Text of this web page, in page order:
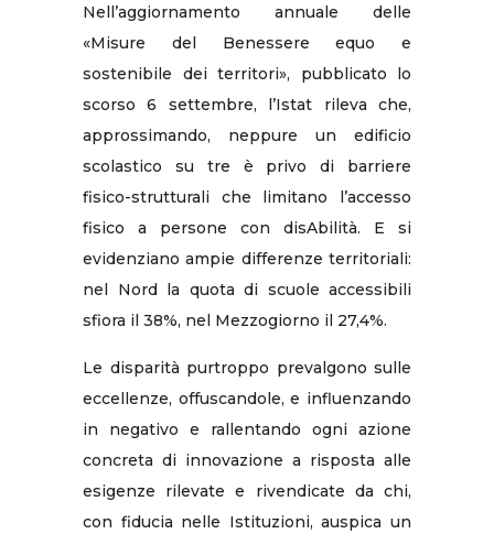
Nell’aggiornamento annuale delle
«Misure del Benessere equo e
sostenibile dei territori», pubblicato lo
scorso 6 settembre, l’Istat rileva che,
approssimando, neppure un edificio
scolastico su tre è privo di barriere
fisico-strutturali che limitano l’accesso
fisico a persone con disAbilità. E si
evidenziano ampie differenze territoriali:
nel Nord la quota di scuole accessibili
sfiora il 38%, nel Mezzogiorno il 27,4%.
Le disparità purtroppo prevalgono sulle
eccellenze, offuscandole, e influenzando
in negativo e rallentando ogni azione
concreta di innovazione a risposta alle
esigenze rilevate e rivendicate da chi,
con fiducia nelle Istituzioni, auspica un